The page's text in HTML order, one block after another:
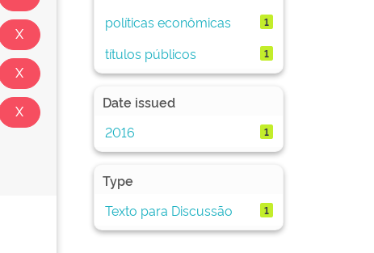
políticas econômicas 1
títulos públicos 1
Date issued
2016
1
Type
Texto para Discussão
1